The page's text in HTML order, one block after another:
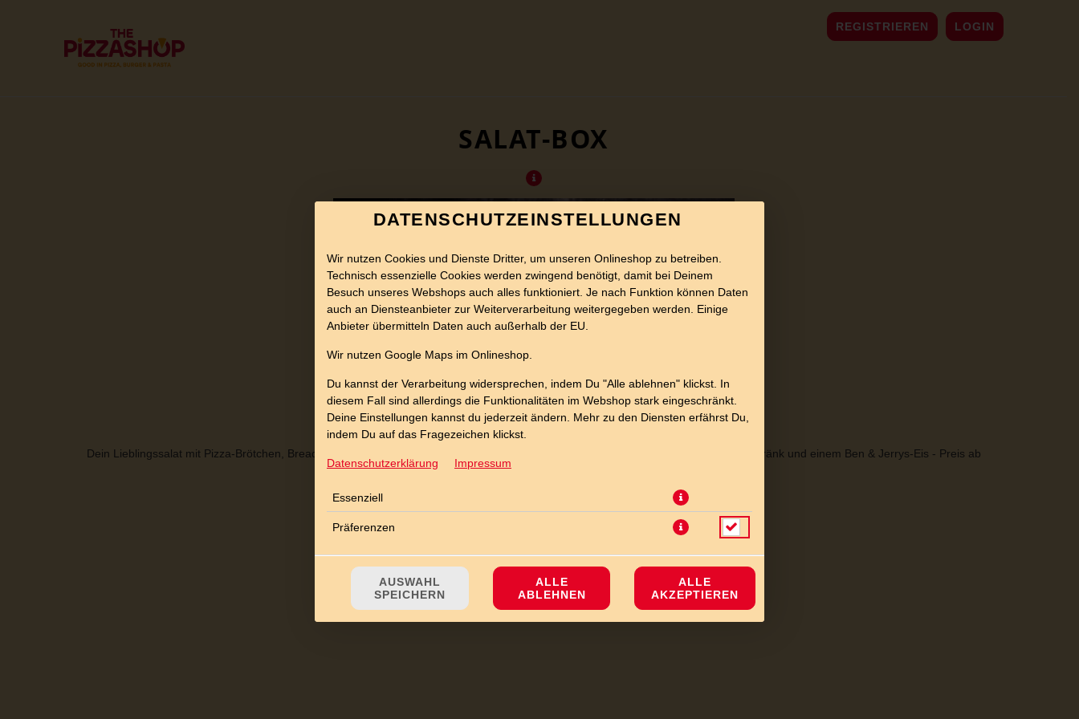
REGISTRIEREN LOGIN
SALAT-BOX
Dein Lieblingssalat mit Pizza-Brötchen, Bread oder Knoblauch-Baguette (Backwaren mit 15 % Rabatt), auf Wunsch mit einem Softgetränk und einem Ben & Jerrys-Eis - Preis ab
DATENSCHUTZEINSTELLUNGEN
Wir nutzen Cookies und Dienste Dritter, um unseren Onlineshop zu betreiben.
Technisch essenzielle Cookies werden zwingend benötigt, damit bei Deinem
Besuch unseres Webshops auch alles funktioniert. Je nach Funktion können Daten
auch an Diensteanbieter zur Weiterverarbeitung weitergegeben werden. Einige
Anbieter übermitteln Daten auch außerhalb der EU.
Wir nutzen Google Maps im Onlineshop.
Du kannst der Verarbeitung widersprechen, indem Du "Alle ablehnen" klickst. In
diesem Fall sind allerdings die Funktionalitäten im Webshop stark eingeschränkt.
Deine Einstellungen kannst du jederzeit ändern. Mehr zu den Diensten erfährst Du,
indem Du auf das Fragezeichen klickst.
Datenschutzerklärung Impressum
Essenziell
Präferenzen
AUSWAHL
SPEICHERN
ALLE
ABLEHNEN
ALLE
AKZEPTIEREN